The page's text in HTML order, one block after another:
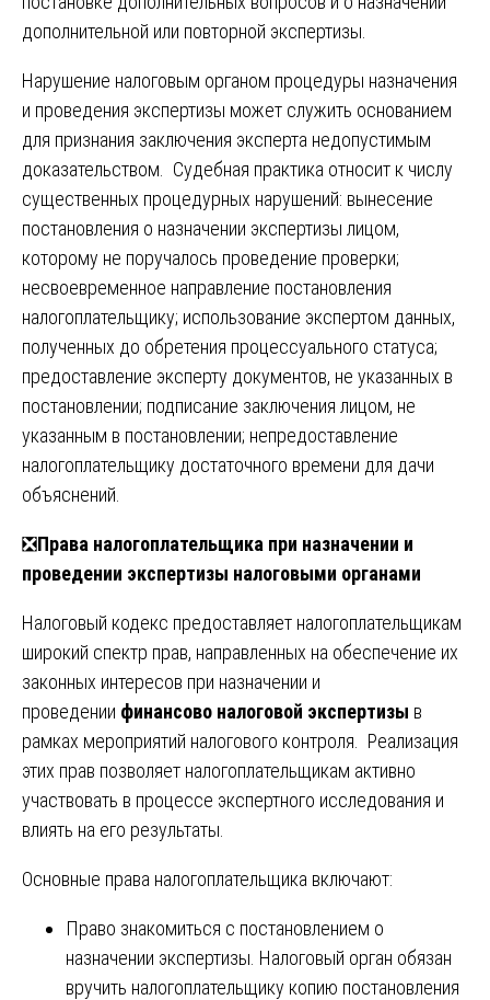
дополнительной или повторной экспертизы.
Нарушение налоговым органом процедуры назначения
и проведения экспертизы может служить основанием
для признания заключения эксперта недопустимым
доказательством. Судебная практика относит к числу
существенных процедурных нарушений: вынесение
постановления о назначении экспертизы лицом,
которому не поручалось проведение проверки;
несвоевременное направление постановления
налогоплательщику; использование экспертом данных,
полученных до обретения процессуального статуса;
предоставление эксперту документов, не указанных в
постановлении; подписание заключения лицом, не
указанным в постановлении; непредоставление
налогоплательщику достаточного времени для дачи
объяснений.
❎Права налогоплательщика при назначении и
проведении экспертизы налоговыми органами
Налоговый кодекс предоставляет налогоплательщикам
широкий спектр прав, направленных на обеспечение их
законных интересов при назначении и
проведении финансово налоговой экспертизы в
рамках мероприятий налогового контроля. Реализация
этих прав позволяет налогоплательщикам активно
участвовать в процессе экспертного исследования и
влиять на его результаты.
Основные права налогоплательщика включают:
Право знакомиться с постановлением о
назначении экспертизы. Налоговый орган обязан
вручить налогоплательщику копию постановления